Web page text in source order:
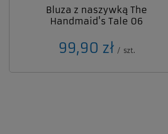
Bluza z naszywką The
Handmaid's Tale 06
99,90 zł / szt.